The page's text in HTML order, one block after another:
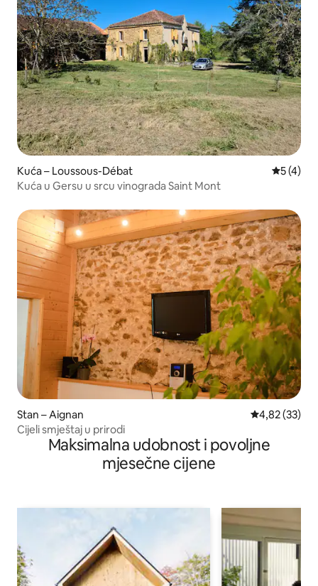
Kuća – Loussous-Débat
5 (4)
Kuća u Gersu u srcu vinograda Saint Mont
Stan – Aignan Prosječna
4,82 (33)
Cijeli smještaj u prirodi
Maksimalna udobnost i povoljne
mjesečne cijene